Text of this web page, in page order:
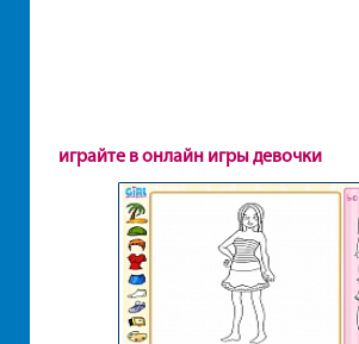
играйте в онлайн игры девочки